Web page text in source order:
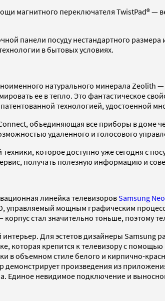
магнитного переключателя TwistPad® —
панели посуду нестандартного
в бытовых условиях.
натурального минерала Zeolith
ее в тепло. Это фантастическое
технологией, удостоенной
объединяющая все приборы в
удаленного и голосового
которое доступно уже сегодня с
получать полезную информацию и
линейка телевизоровSamsung
управляемый мощным графическим
стал значительно тоньше, поэтому
Для эстетов дизайнеры
которая крепится к телевизору с
в объемном стиле белого и кирпично-
произведения из
Единое невидимое подключение и